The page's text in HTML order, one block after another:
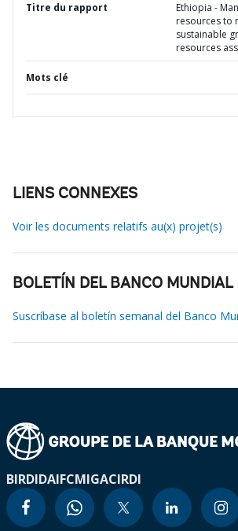
Titre du rapport
Ethiopia -
resources to
sustainable
resources
Mots clé
LIENS CONNEXES
Voir les documents relatifs au(x) projet(s)
BOLETÍN DEL BANCO MUNDIAL
Suscríbase al boletín semanal del Banco
BIRDIDAIFCMIGACIRDI